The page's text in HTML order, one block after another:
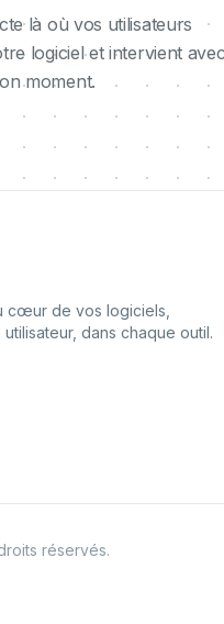
là où vos utilisateurs
logiciel et intervient
moment.
cœur de vos logiciels,
dans chaque outil.
réservés.